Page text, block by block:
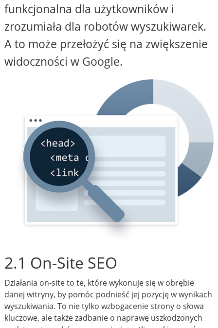
funkcjonalna dla użytkowników i
zrozumiała dla robotów wyszukiwarek.
A to może przełożyć się na zwiększenie
widoczności w Google.
2.1 On-Site SEO
Działania on-site to te, które wykonuje się w obrębie
danej witryny, by pomóc podnieść jej pozycję w wynikach
wyszukiwania. To nie tylko wzbogacenie strony o słowa
kluczowe, ale także zadbanie o naprawę uszkodzonych